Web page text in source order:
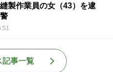
製作業員の女（43）を逮
記事一覧